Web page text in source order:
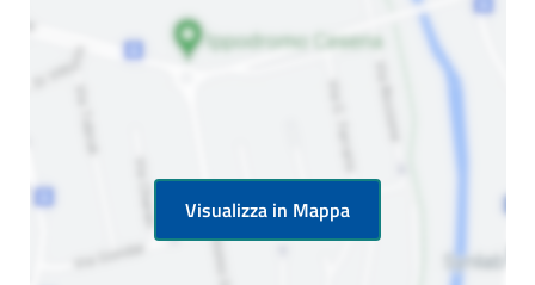
Visualizza in Mappa